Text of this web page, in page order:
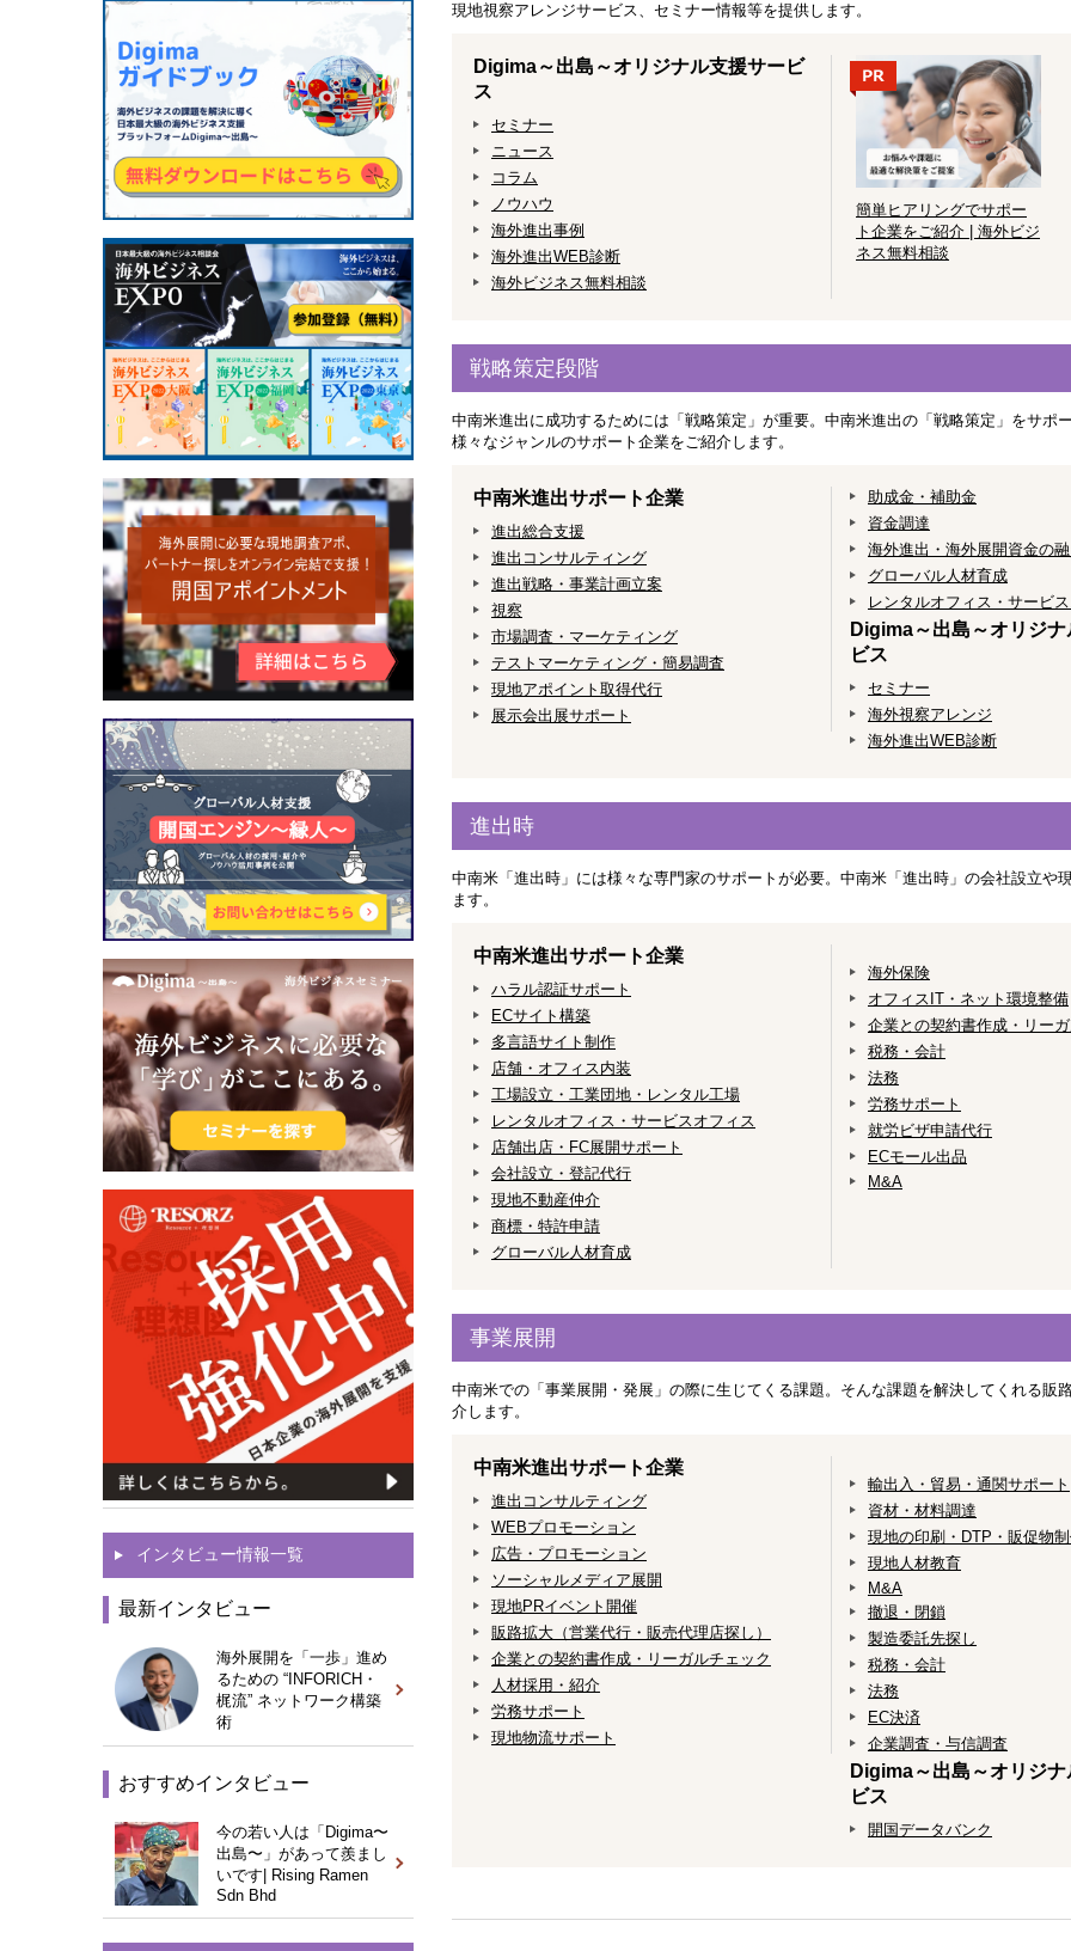
現地視察アレンジサービス、セミナー情報等を提供します。
Digima～出島～オリジナル支援サービ
ス
セミナー
ニュース
コラム
ノウハウ
海外進出事例
海外進出WEB診断
海外ビジネス無料相談
簡単ヒアリングでサポー
ト企業をご紹介 | 海外ビジ
ネス無料相談
戦略策定段階
中南米進出に成功するためには「戦略策定」が重要。中南米進出の「戦略策定」をサポ
様々なジャンルのサポート企業をご紹介します。
中南米進出サポート企業
進出総合支援
進出コンサルティング
進出戦略・事業計画立案
視察
市場調査・マーケティング
テストマーケティング・簡易調査
現地アポイント取得代行
展示会出展サポート
助成金・補助金
資金調達
海外進出・海外展開資金の
グローバル人材育成
レンタルオフィス・サービ
Digima～出島～オリジ
ビス
セミナー
海外視察アレンジ
海外進出WEB診断
進出時
中南米「進出時」には様々な専門家のサポートが必要。中南米「進出時」の会社設立
ます。
中南米進出サポート企業
ハラル認証サポート
ECサイト構築
多言語サイト制作
店舗・オフィス内装
工場設立・工業団地・レンタル工場
レンタルオフィス・サービスオフィス
店舗出店・FC展開サポート
会社設立・登記代行
現地不動産仲介
商標・特許申請
グローバル人材育成
海外保険
オフィスIT・ネット環境整備
企業との契約書作成・リー
税務・会計
法務
労務サポート
就労ビザ申請代行
ECモール出品
M&A
事業展開
中南米での「事業展開・発展」の際に生じてくる課題。そんな課題を解決してくれる
介します。
中南米進出サポート企業
進出コンサルティング
WEBプロモーション
広告・プロモーション
ソーシャルメディア展開
現地PRイベント開催
販路拡大（営業代行・販売代理店探し）
企業との契約書作成・リーガルチェック
人材採用・紹介
労務サポート
現地物流サポート
輸出入・貿易・通関サポート
資材・材料調達
現地の印刷・DTP・販促物
現地人材教育
M&A
撤退・閉鎖
製造委託先探し
税務・会計
法務
EC決済
企業調査・与信調査
Digima～出島～オリジ
ビス
開国データバンク
インタビュー情報一覧
最新インタビュー
海外展開を「一歩」進め
るための “INFORICH・
梶流” ネットワーク構築
術
おすすめインタビュー
今の若い人は「Digima〜
出島〜」があって羨まし
いです| Rising Ramen
Sdn Bhd